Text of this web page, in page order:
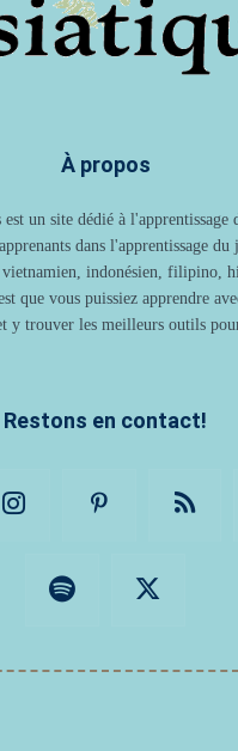
À propos
un site dédié à l'apprentissage
dans l'apprentissage du
indonésien, filipino,
que vous puissiez apprendre
y trouver les meilleurs outils
Restons en contact!